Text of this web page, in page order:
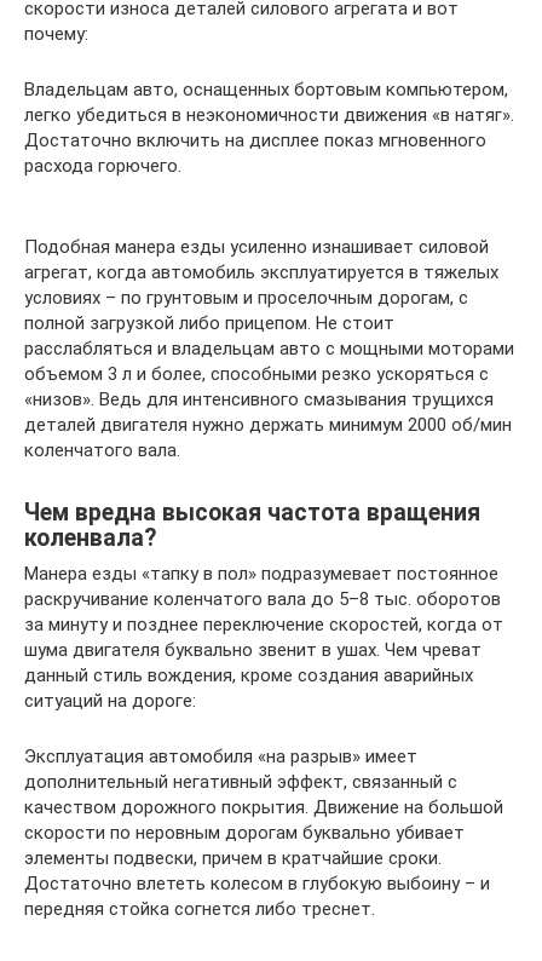
скорости износа деталей силового агрегата и вот
почему:
Владельцам авто, оснащенных бортовым компьютером,
легко убедиться в неэкономичности движения «в натяг».
Достаточно включить на дисплее показ мгновенного
расхода горючего.
Подобная манера езды усиленно изнашивает силовой
агрегат, когда автомобиль эксплуатируется в тяжелых
условиях – по грунтовым и проселочным дорогам, с
полной загрузкой либо прицепом. Не стоит
расслабляться и владельцам авто с мощными моторами
объемом 3 л и более, способными резко ускоряться с
«низов». Ведь для интенсивного смазывания трущихся
деталей двигателя нужно держать минимум 2000 об/мин
коленчатого вала.
Чем вредна высокая частота вращения
коленвала?
Манера езды «тапку в пол» подразумевает постоянное
раскручивание коленчатого вала до 5–8 тыс. оборотов
за минуту и позднее переключение скоростей, когда от
шума двигателя буквально звенит в ушах. Чем чреват
данный стиль вождения, кроме создания аварийных
ситуаций на дороге:
Эксплуатация автомобиля «на разрыв» имеет
дополнительный негативный эффект, связанный с
качеством дорожного покрытия. Движение на большой
скорости по неровным дорогам буквально убивает
элементы подвески, причем в кратчайшие сроки.
Достаточно влететь колесом в глубокую выбоину – и
передняя стойка согнется либо треснет.